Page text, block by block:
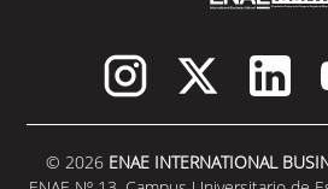
© 2026 ENAE INTERNATIONAL